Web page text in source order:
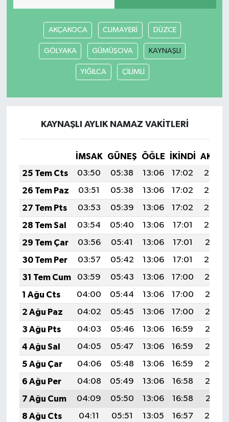
AKÇAKOCA CUMAYERİ DÜZCE
GÖLYAKA GÜMÜŞOVA KAYNAŞLI
YIĞILCA ÇİLİMLİ
KAYNAŞLI AYLIK NAMAZ VAKITLERI
İMSAK GÜNEŞ ÖĞLE İKINDI
25 Tem Cts
03:50 05:38 13:06 17:02
20:25
26 Tem Paz
03:51 05:38 13:06 17:02
20:24
27 Tem Pts
03:53 05:39 13:06 17:02
20:23
28 Tem Sal
03:54 05:40 13:06 17:01
20:22
29 Tem Çar
03:56 05:41 13:06 17:01
20:21
30 Tem Per
03:57 05:42 13:06 17:01
20:20
31 Tem Cum
03:59 05:43 13:06 17:00
20:19
1 Ağu Cts
04:00 05:44 13:06 17:00
20:18
2 Ağu Paz
04:02 05:45 13:06 17:00
20:17
3 Ağu Pts
04:03 05:46 13:06 16:59
20:16
4 Ağu Sal
04:05 05:47 13:06 16:59
20:15
5 Ağu Çar
04:06 05:48 13:06 16:59
20:14
6 Ağu Per
04:08 05:49 13:06 16:58
20:13
7 Ağu Cum
04:09 05:50 13:06 16:58
20:11
8 Ağu Cts
04:11 05:51 13:05 16:57
20:10